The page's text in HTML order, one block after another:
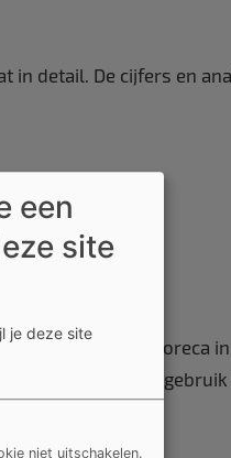
in detail. De cijfers en
horeca, biedt Horeca
of je kan gebruik
een
site
je deze site
niet uitschakelen.